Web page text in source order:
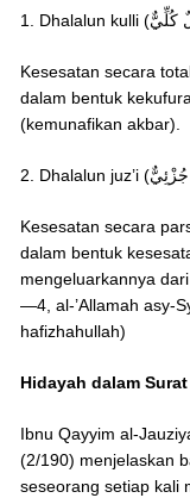
Kesesatan secara
dalam bentuk
(kemunafikan akbar).
Kesesatan secara
dalam bentuk
mengeluarkannya
—4, al-’Allamah asy-
hafizhahullah)
Hidayah dalam
Ibnu Qayyim al-
(2/190) menjelaskan
seseorang setiap kali